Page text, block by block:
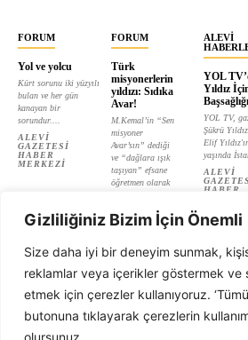
Gizliliğiniz Bizim İçin Önemli
Size daha iyi bir deneyim sunmak,
reklamlar veya içerikler göstermek ve
etmek için çerezler kullanıyoruz.
butonuna tıklayarak çerezlerin
olursunuz.
FORUM
Yol ve yolcu
Kürt sorunu iki yüzyılı
bulan ve her gün
kanayan bir
sorundur....
ALEVI
GAZETESI
HABER
MERKEZI
FORUM
Türk
misyonerlerin
yıldızı: Sıdıka
Avar!
M.Kemal’in “Sen
misyoner
Avar’sın” dediği
ve “dağlara ışık
taşıyan” efsane
öğretmen olarak
ALEVI
GAZETESI
ALEVI
YOL
Yıldız
YOL TV,
Şükrü
Elif
yaşında
ALEVI
HABER